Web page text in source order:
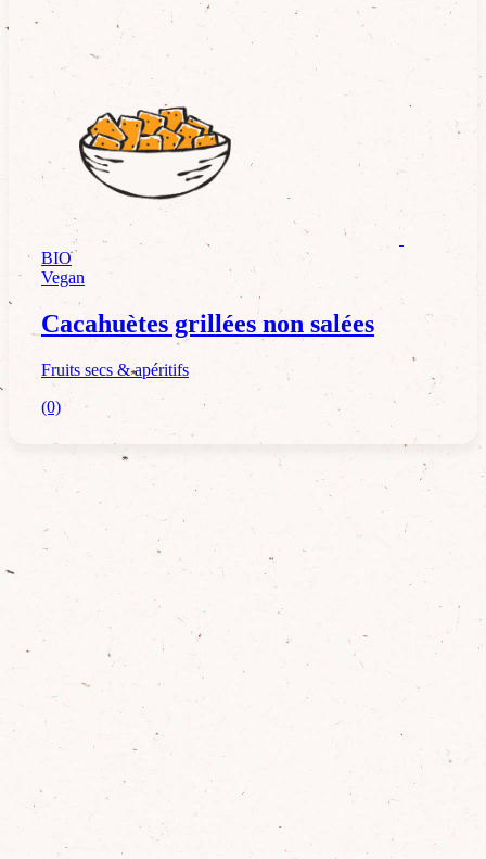
BIO
Vegan
Cacahuètes grillées non salées
Fruits secs & apéritifs
(0)